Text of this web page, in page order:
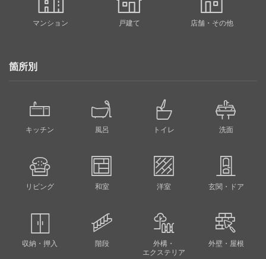
マンション 戸建て 店舗・その他
箇所別
キッチン 風呂 トイレ 洗面
リビング 和室 洋室 玄関・ドア
収納・押入 階段
外構・
エクステリア
外壁・屋根